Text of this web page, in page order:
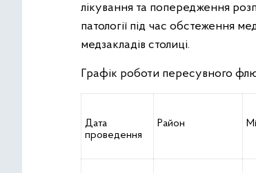
лікування та попередження
патології під час обстеження
медзакладів столиці.
Графік роботи пересувного
Дата
проведення
Район